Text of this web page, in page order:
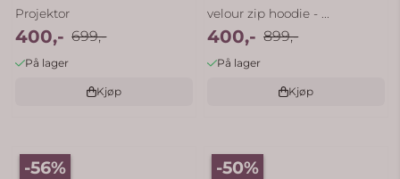
Projektor
400,- 699,-
På lager
Kjøp
velour zip hoodie - ...
400,- 899,-
På lager
Kjøp
-56% -50%